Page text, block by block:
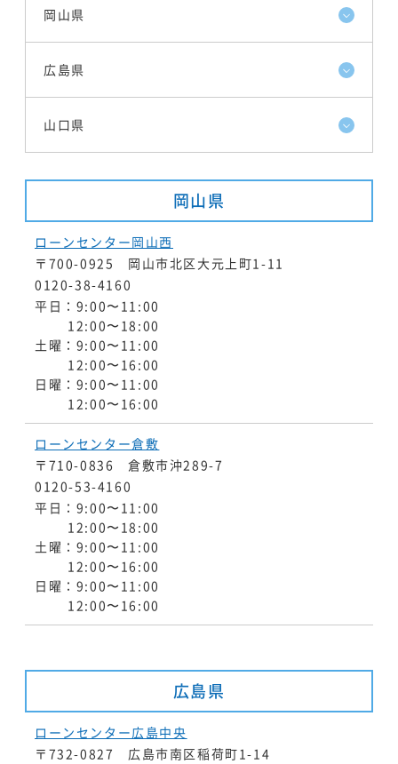
岡山県
広島県
山口県
岡山県
ローンセンター岡山西
〒700-0925 岡山市北区大元上町1-11
0120-38-4160
平日：9:00〜11:00
12:00〜18:00
土曜：9:00〜11:00
12:00〜16:00
日曜：9:00〜11:00
12:00〜16:00
ローンセンター倉敷
〒710-0836 倉敷市沖289-7
0120-53-4160
平日：9:00〜11:00
12:00〜18:00
土曜：9:00〜11:00
12:00〜16:00
日曜：9:00〜11:00
12:00〜16:00
広島県
ローンセンター広島中央
〒732-0827 広島市南区稲荷町1-14